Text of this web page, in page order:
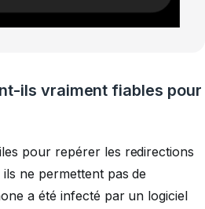
ils vraiment fiables pour
pour repérer les redirections
ils ne permettent pas de
a été infecté par un logiciel